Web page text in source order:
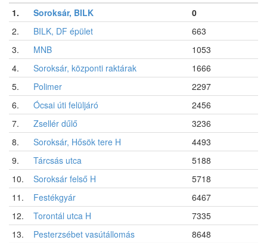
1.
Soroksár, BILK
0
2.
BILK, DF épület
663
3.
MNB
1053
4.
Soroksár, központi raktárak
1666
5.
Polimer
2297
6.
Ócsai úti felüljáró
2456
7.
Zsellér dűlő
3236
8.
Soroksár, Hősök tere H
4493
9.
Tárcsás utca
5188
10.
Soroksár felső H
5718
11.
Festékgyár
6467
12.
Torontál utca H
7335
13.
Pesterzsébet vasútállomás
8648